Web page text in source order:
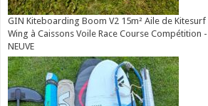
GIN Kiteboarding Boom V2 15m² Aile de Kitesurf
Wing à Caissons Voile Race Course Compétition -
NEUVE